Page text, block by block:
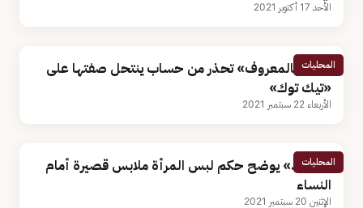
الأحد 17 أكتوبر 2021
المحليات
«الأمر بالمعروف» تحذر من حساب ينتحل صفتها على
«تيك توك»
الأربعاء 22 سبتمبر 2021
المحليات
«السند» يوضح حكم لبس المرأة ملابس قصيرة أمام
النساء
الإثنين 20 سبتمبر 2021